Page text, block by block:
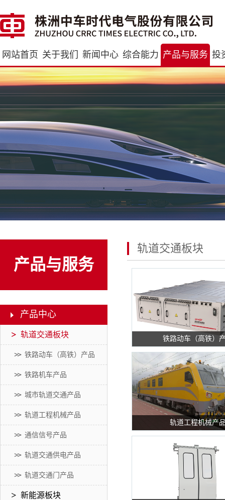
网站首页 关于我们 新闻中心 综合能力 产品与服务 投
产品与服务
产品中心
轨道交通板块
铁路动车（高铁）产品
铁路机车产品
城市轨道交通产品
轨道工程机械产品
通信信号产品
轨道交通供电产品
轨道交通门产品
新能源板块
轨道交通板块
铁路动车（高铁）
轨道工程机械产